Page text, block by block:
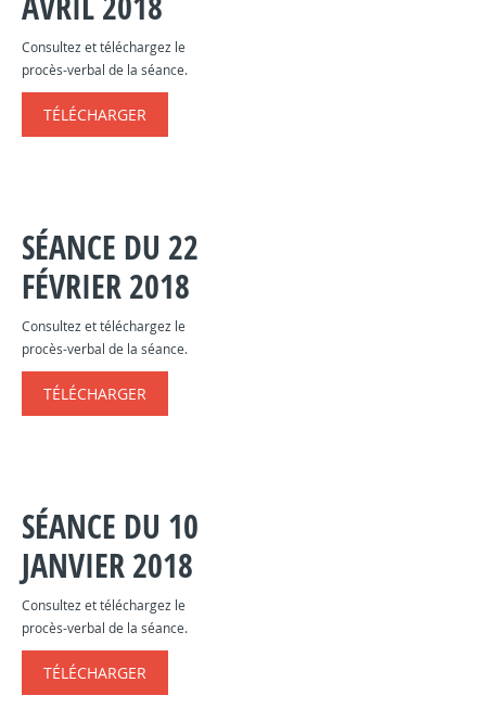
Consultez et téléchargez le
procès-verbal de la séance.
TÉLÉCHARGER
SÉANCE DU 22
FÉVRIER 2018
Consultez et téléchargez le
procès-verbal de la séance.
TÉLÉCHARGER
SÉANCE DU 10
JANVIER 2018
Consultez et téléchargez le
procès-verbal de la séance.
TÉLÉCHARGER